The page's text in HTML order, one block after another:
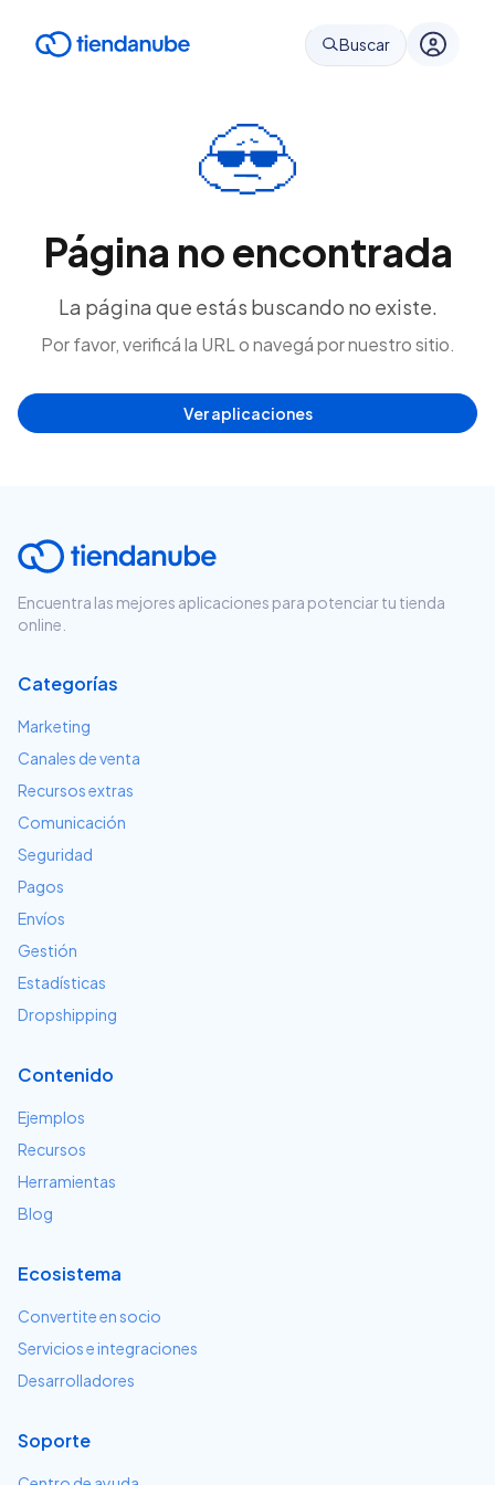
Buscar
Página no encontrada
La página que estás buscando no existe.
Por favor, verificá la URL o navegá por nuestro sitio.
Ver aplicaciones
Encuentra las mejores aplicaciones para potenciar tu tienda
online.
Categorías
Marketing
Canales de venta
Recursos extras
Comunicación
Seguridad
Pagos
Envíos
Gestión
Estadísticas
Dropshipping
Contenido
Ejemplos
Recursos
Herramientas
Blog
Ecosistema
Convertite en socio
Servicios e integraciones
Desarrolladores
Soporte